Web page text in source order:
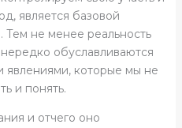
является базовой
Тем не менее реальность
обуславливаются
которые мы не
и понять.
и отчего оно